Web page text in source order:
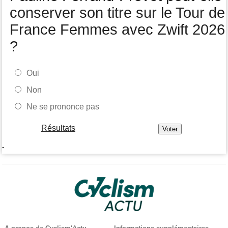
conserver son titre sur le Tour de
France Femmes avec Zwift 2026
?
Oui
Non
Ne se prononce pas
Résultats
-